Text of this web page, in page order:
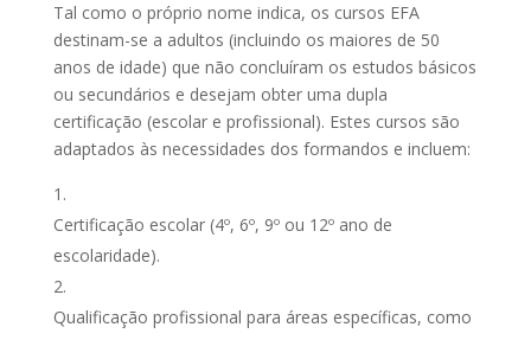
Tal como o próprio nome indica, os cursos EFA
destinam-se a adultos (incluindo os maiores de 50
anos de idade) que não concluíram os estudos básicos
ou secundários e desejam obter uma dupla
certificação (escolar e profissional). Estes cursos são
adaptados às necessidades dos formandos e incluem:
Certificação escolar (4º, 6º, 9º ou 12º ano de
escolaridade).
Qualificação profissional para áreas específicas, como